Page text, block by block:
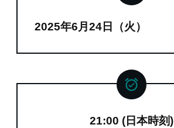
2025年6月24日（火）
21:00 (日本時刻)